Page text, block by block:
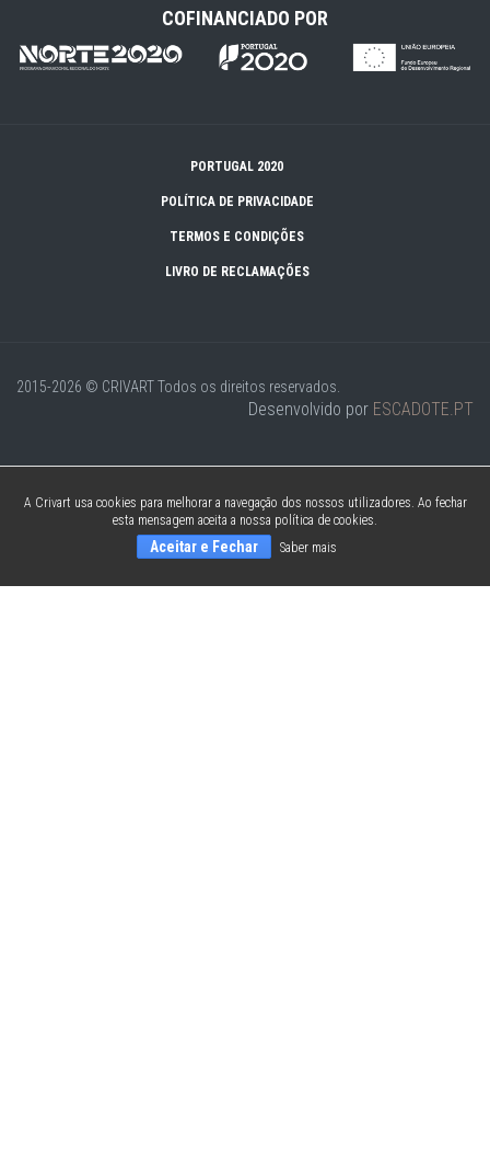
COFINANCIADO POR
PORTUGAL 2020
POLÍTICA DE PRIVACIDADE
TERMOS E CONDIÇÕES
LIVRO DE RECLAMAÇÕES
2015-2026 © CRIVARTTodos os direitos reservados.
Desenvolvido por ESCADOTE.PT
A Crivart usa cookies para melhorar a navegação dos nossos utilizadores. Ao fechar
esta mensagem aceita a nossa política de cookies.
Aceitar e Fechar Saber mais